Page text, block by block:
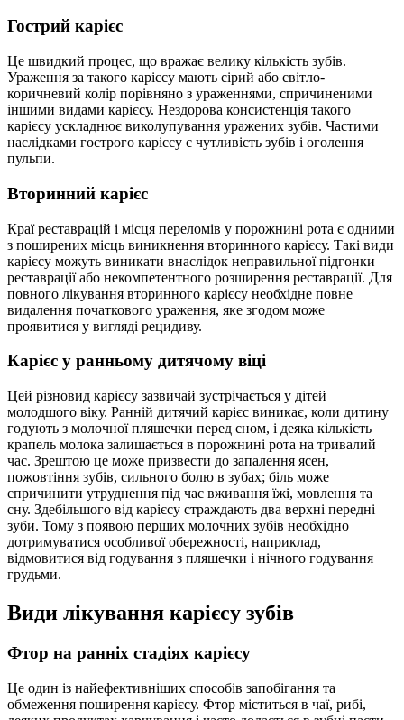
Гострий карієс
Це швидкий процес, що вражає велику кількість зубів.
Ураження за такого карієсу мають сірий або світло-
коричневий колір порівняно з ураженнями, спричиненими
іншими видами карієсу. Нездорова консистенція такого
карієсу ускладнює виколупування уражених зубів. Частими
наслідками гострого карієсу є чутливість зубів і оголення
пульпи.
Вторинний карієс
Краї реставрацій і місця переломів у порожнині рота є одними
з поширених місць виникнення вторинного карієсу. Такі види
карієсу можуть виникати внаслідок неправильної підгонки
реставрації або некомпетентного розширення реставрації. Для
повного лікування вторинного карієсу необхідне повне
видалення початкового ураження, яке згодом може
проявитися у вигляді рецидиву.
Карієс у ранньому дитячому віці
Цей різновид карієсу зазвичай зустрічається у дітей
молодшого віку. Ранній дитячий карієс виникає, коли дитину
годують з молочної пляшечки перед сном, і деяка кількість
крапель молока залишається в порожнині рота на тривалий
час. Зрештою це може призвести до запалення ясен,
пожовтіння зубів, сильного болю в зубах; біль може
спричинити утруднення під час вживання їжі, мовлення та
сну. Здебільшого від карієсу страждають два верхні передні
зуби. Тому з появою перших молочних зубів необхідно
дотримуватися особливої обережності, наприклад,
відмовитися від годування з пляшечки і нічного годування
грудьми.
Види лікування карієсу зубів
Фтор на ранніх стадіях карієсу
Це один із найефективніших способів запобігання та
обмеження поширення карієсу. Фтор міститься в чаї, рибі,